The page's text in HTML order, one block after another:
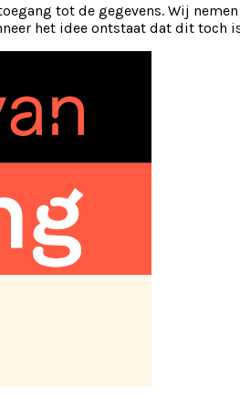
tot de gegevens. Wij
het idee ontstaat dat dit toch